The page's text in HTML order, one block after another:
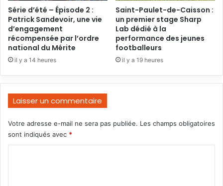
Série d’été – Épisode 2 :
Patrick Sandevoir, une vie
d’engagement
récompensée par l’ordre
national du Mérite
il y a 14 heures
Saint-Paulet-de-Caisson :
un premier stage Sharp
Lab dédié à la
performance des jeunes
footballeurs
il y a 19 heures
Laisser un commentaire
Votre adresse e-mail ne sera pas publiée. Les champs obligatoires
sont indiqués avec *